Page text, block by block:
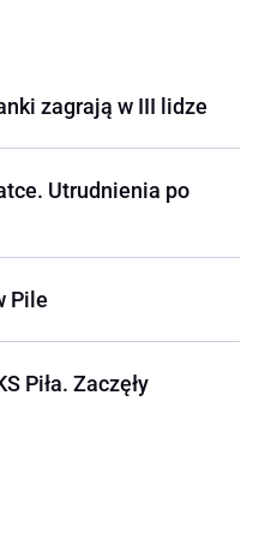
zagrają w III lidze
Utrudnienia po
Pile
Piła. Zaczęły